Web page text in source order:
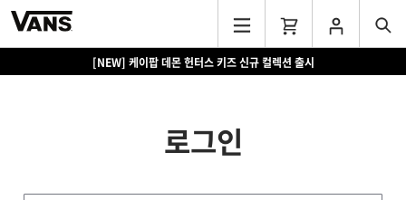
[NEW] 케이팝 데몬 헌터스 키즈 신규 컬렉션 출시
로그인